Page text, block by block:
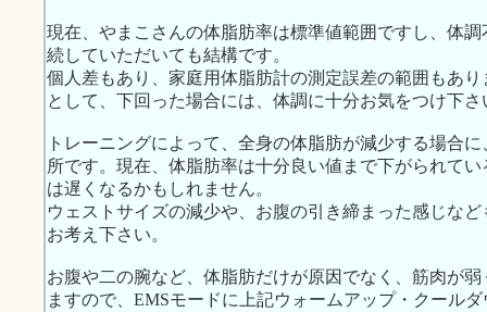
現在、やまこさんの体脂肪率は標準値範囲ですし、体
続していただいても結構です。
個人差もあり、家庭用体脂肪計の測定誤差の範囲もあ
として、下回った場合には、体調に十分お気をつけ下さ
トレーニングによって、全身の体脂肪が減少する場合
所です。現在、体脂肪率は十分良い値まで下がられて
は遅くなるかもしれません。
ウェストサイズの減少や、お腹の引き締まった感じな
お考え下さい。
お腹や二の腕など、体脂肪だけが原因でなく、筋肉が
ますので、EMSモードに上記ウォームアップ・クール